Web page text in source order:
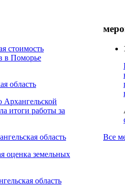
Все
стоимость
в Поморье
область
Архангельской
итоги работы за
область
оценка земельных
область